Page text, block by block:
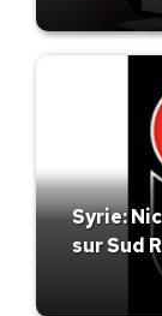
Syrie:
sur Sud